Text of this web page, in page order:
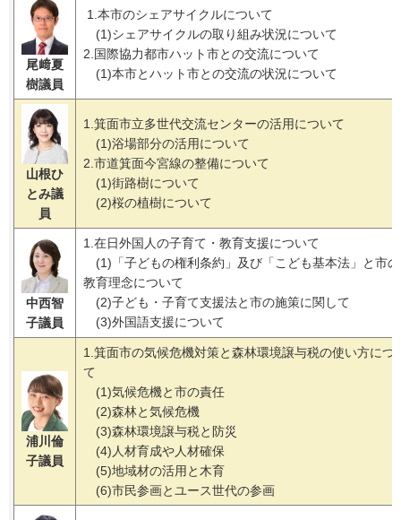
尾﨑夏
樹議員
1.本市のシェアサイクルについて
(1)シェアサイクルの取り組み状況について
2.国際協力都市ハット市との交流について
(1)本市とハット市との交流の状況について
山根ひ
とみ議
員
1.箕面市立多世代交流センターの活用について
(1)浴場部分の活用について
2.市道箕面今宮線の整備について
(1)街路樹について
(2)桜の植樹について
中西智
子議員
1.在日外国人の子育て・教育支援について
(1)「子どもの権利条約」及び「こども基本法」と市の
教育理念について
(2)子ども・子育て支援法と市の施策に関して
(3)外国語支援について
浦川倫
子議員
1.箕面市の気候危機対策と森林環境譲与税の使い方につ
て
(1)気候危機と市の責任
(2)森林と気候危機
(3)森林環境譲与税と防災
(4)人材育成や人材確保
(5)地域材の活用と木育
(6)市民参画とユース世代の参画